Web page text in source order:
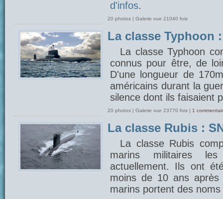
d'infos.
20 photos | Galerie vue 21040 fois
La classe Typhoon
La classe Typhoon
connus pour être, de
D'une longueur de
américains durant la
silence dont ils faisaient
20 photos | Galerie vue 23770 fois | 1
La classe Rubis :
La classe Rubis
marins militaires
actuellement. Ils ont
moins de 10 ans
marins portent des